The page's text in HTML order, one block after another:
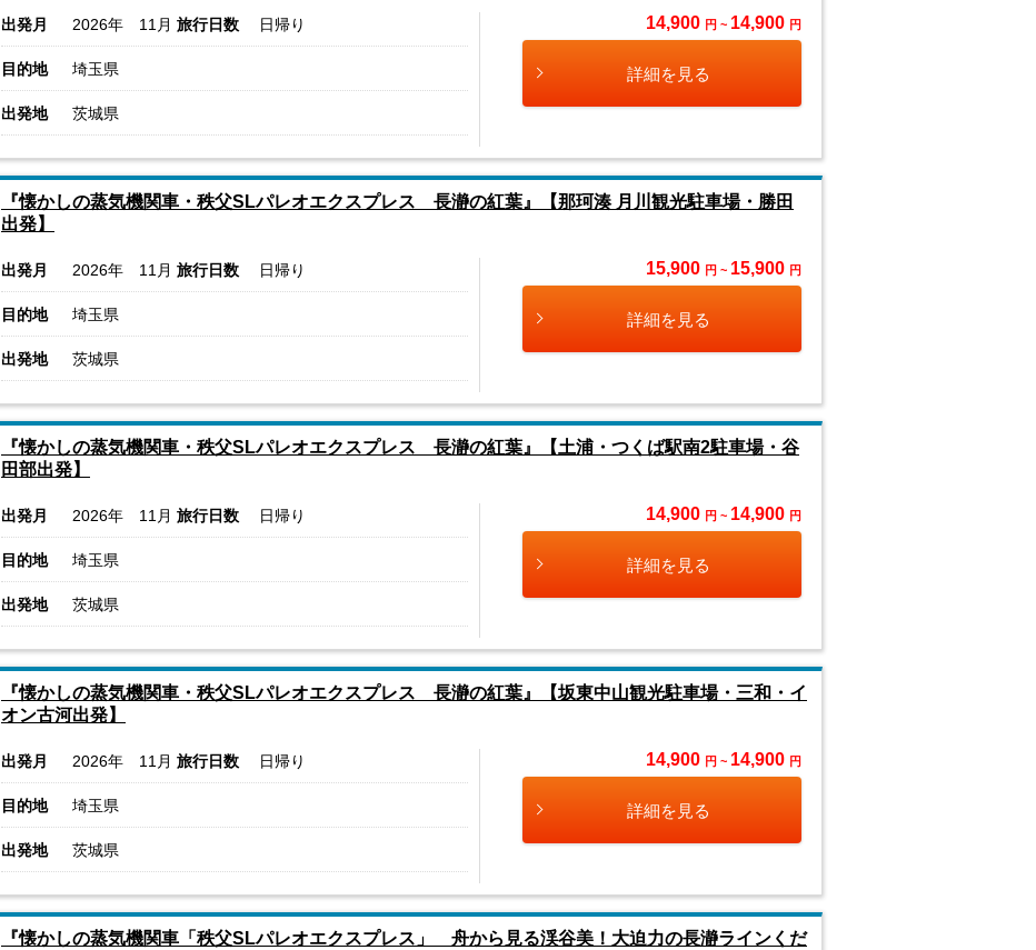
出発月 2026年 11月 旅行日数 日帰り
目的地 埼玉県
出発地 茨城県
14,900 円 ~ 14,900 円
詳細を見る
『懐かしの蒸気機関車・秩父SLパレオエクスプレス 長瀞の紅葉』【那珂湊 月川観光駐車場・勝田
出発】
出発月 2026年 11月 旅行日数 日帰り
目的地 埼玉県
出発地 茨城県
15,900 円 ~ 15,900 円
詳細を見る
『懐かしの蒸気機関車・秩父SLパレオエクスプレス 長瀞の紅葉』【土浦・つくば駅南2駐車場・谷
田部出発】
出発月 2026年 11月 旅行日数 日帰り
目的地 埼玉県
出発地 茨城県
14,900 円 ~ 14,900 円
詳細を見る
『懐かしの蒸気機関車・秩父SLパレオエクスプレス 長瀞の紅葉』【坂東中山観光駐車場・三和・イ
オン古河出発】
出発月 2026年 11月 旅行日数 日帰り
目的地 埼玉県
出発地 茨城県
14,900 円 ~ 14,900 円
詳細を見る
『懐かしの蒸気機関車「秩父SLパレオエクスプレス」 舟から見る渓谷美！大迫力の長瀞ラインくだ